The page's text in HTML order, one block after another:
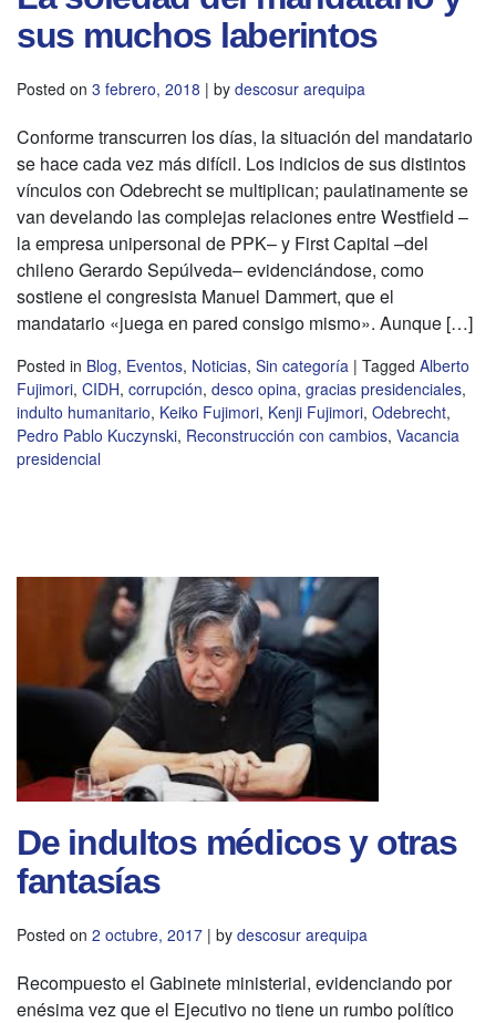
sus muchos laberintos
Posted on 3 febrero, 2018 | by descosur arequipa
Conforme transcurren los días, la situación del mandatario
se hace cada vez más difícil. Los indicios de sus distintos
vínculos con Odebrecht se multiplican; paulatinamente se
van develando las complejas relaciones entre Westfield –
la empresa unipersonal de PPK– y First Capital –del
chileno Gerardo Sepúlveda– evidenciándose, como
sostiene el congresista Manuel Dammert, que el
mandatario «juega en pared consigo mismo». Aunque […]
Posted in Blog, Eventos, Noticias, Sin categoría | Tagged Alberto
Fujimori, CIDH, corrupción, desco opina, gracias presidenciales,
indulto humanitario, Keiko Fujimori, Kenji Fujimori, Odebrecht,
Pedro Pablo Kuczynski, Reconstrucción con cambios, Vacancia
presidencial
De indultos médicos y otras
fantasías
Posted on 2 octubre, 2017 | by descosur arequipa
Recompuesto el Gabinete ministerial, evidenciando por
enésima vez que el Ejecutivo no tiene un rumbo político